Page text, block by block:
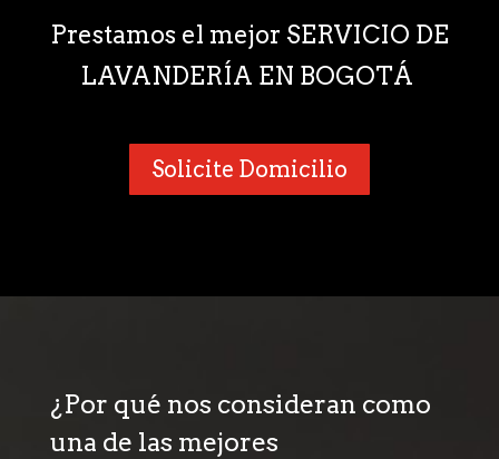
Prestamos el mejor SERVICIO DE
LAVANDERÍA EN BOGOTÁ
Solicite Domicilio
¿Por qué nos consideran como
una de las mejores